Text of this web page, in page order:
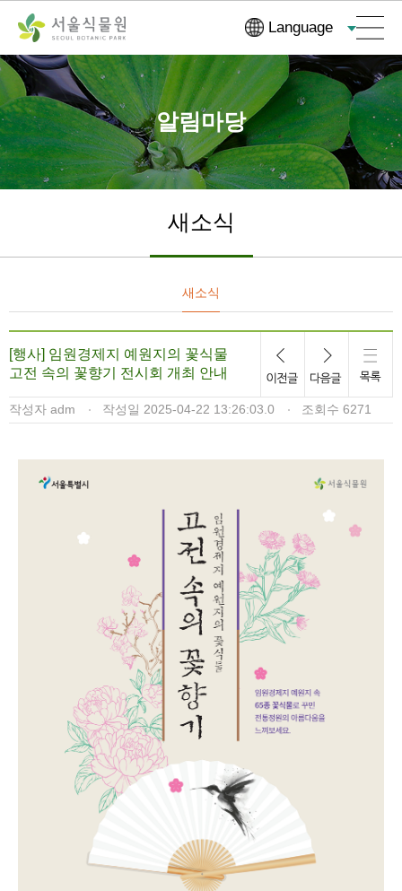
츠
바
로
가
기
본문으로
바로가기
Language
알림마당
새소식
새소식
[행사] 임원경제지 예원지의 꽃식물
고전 속의 꽃향기 전시회 개최 안내
작성자 adm 작성일 2025-04-22 13:26:03.0 조회수 6271